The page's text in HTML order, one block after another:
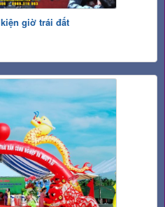
giờ trái đất